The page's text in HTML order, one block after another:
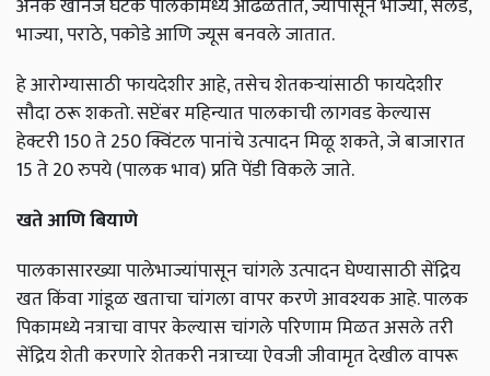
अनेक खनिज घटक पालकामध्ये आढळतात, ज्यापासून भाज्या, सॅलड,
भाज्या, पराठे, पकोडे आणि ज्यूस बनवले जातात.
हे आरोग्यासाठी फायदेशीर आहे, तसेच शेतकऱ्यांसाठी फायदेशीर
सौदा ठरू शकतो. सप्टेंबर महिन्यात पालकाची लागवड केल्यास
हेक्टरी 150 ते 250 क्विंटल पानांचे उत्पादन मिळू शकते, जे बाजारात
15 ते 20 रुपये (पालक भाव) प्रति पेंडी विकले जाते.
खते आणि बियाणे
पालकासारख्या पालेभाज्यांपासून चांगले उत्पादन घेण्यासाठी सेंद्रिय
खत किंवा गांडूळ खताचा चांगला वापर करणे आवश्यक आहे. पालक
पिकामध्ये नत्राचा वापर केल्यास चांगले परिणाम मिळत असले तरी
सेंद्रिय शेती करणारे शेतकरी नत्राच्या ऐवजी जीवामृत देखील वापरू